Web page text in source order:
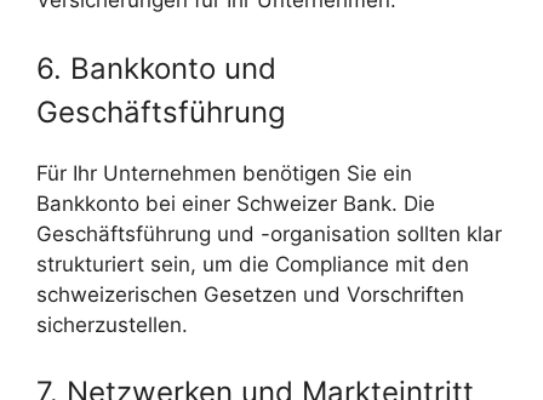
6. Bankkonto und
Geschäftsführung
Für Ihr Unternehmen benötigen Sie ein
Bankkonto bei einer Schweizer Bank. Die
Geschäftsführung und -organisation sollten klar
strukturiert sein, um die Compliance mit den
schweizerischen Gesetzen und Vorschriften
sicherzustellen.
7. Netzwerken und Markteintritt